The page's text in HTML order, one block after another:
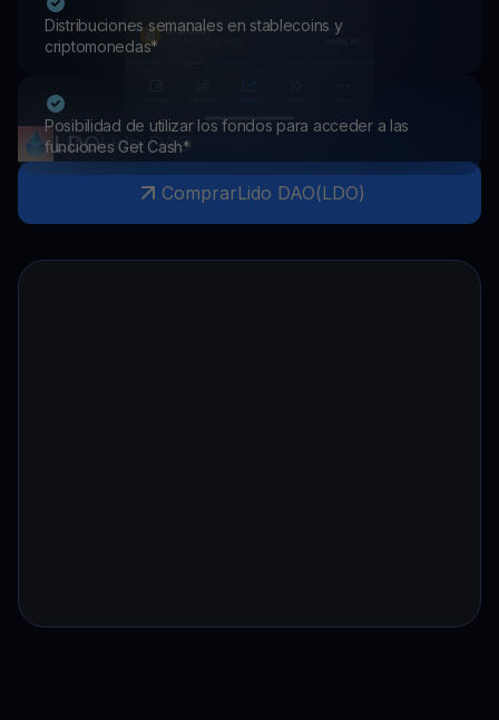
Distribuciones semanales en stablecoins y
criptomonedas*
Posibilidad de utilizar los fondos para acceder a las
funciones Get Cash*
LDOLido DAO
ComprarLido DAO(LDO)